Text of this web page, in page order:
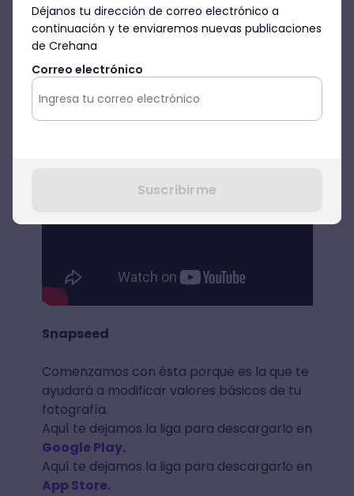
Snapseed
Comenzamos con ésta porque es la que te
ayudará a modificar valores básicos de tu
fotografía.
Aquí te dejamos la liga para descargarlo en
Google Play.
Aquí te dejamos la liga para descargarlo en
App Store.
Déjanos tu dirección de correo electrónico a
continuación y te enviaremos nuevas publicaciones
de Crehana
Correo electrónico
Suscribirme